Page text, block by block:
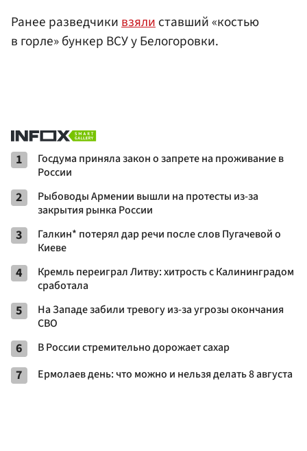
Ранее разведчикивзялиставший «костью
в горле» бункер ВСУ у Белогоровки.
1
Госдума приняла закон о запрете на проживание в
России
2
Рыбоводы Армении вышли на протесты из-за
закрытия рынка России
3
Галкин* потерял дар речи после слов Пугачевой о
Киеве
4
Кремль переиграл Литву: хитрость с Калининградом
сработала
5
На Западе забили тревогу из-за угрозы окончания
СВО
6 В России стремительно дорожает сахар
7 Ермолаев день: что можно и нельзя делать 8 августа